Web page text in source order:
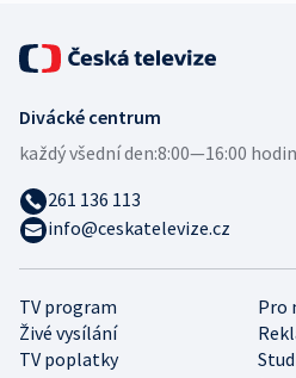
TV program
Pro
Živé vysílání
TV poplatky
Divácké centrum
každý všední den:8:00—16:00 hodin
261 136 113
info@ceskatelevize.cz